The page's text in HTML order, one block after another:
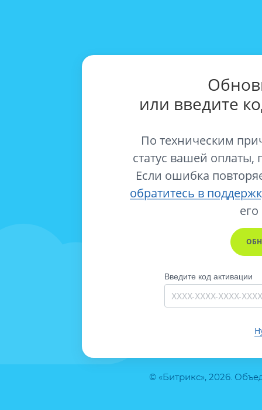
© «Битрикс», 2026.
или введите
По техническим
статус вашей оплаты,
Если ошибка
обратитесь в
его
Введите код активации